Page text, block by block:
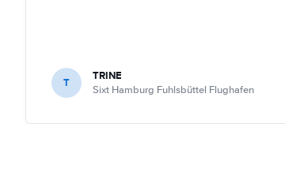
T TRINE
Sixt Hamburg Fuhlsbüttel Flughafen